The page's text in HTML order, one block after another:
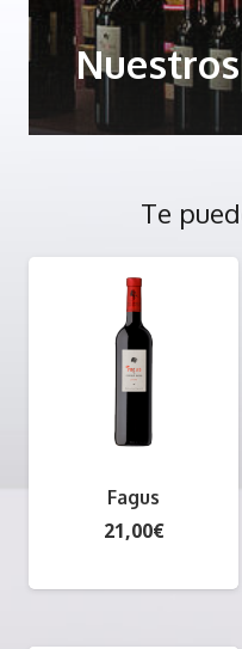
Te
Fagus
21,00€